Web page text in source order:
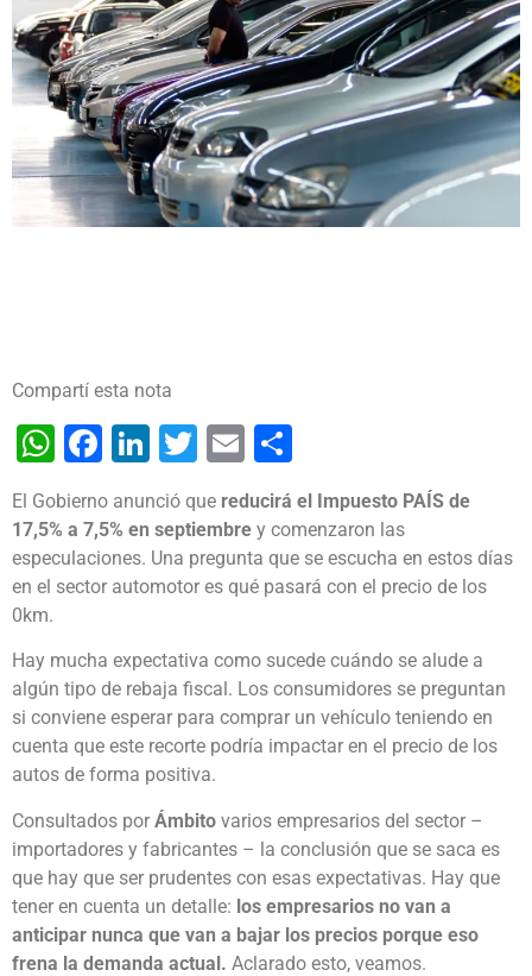
Compartí esta nota
WhatsApp
Facebook
LinkedIn
Twitter
Email
El Gobierno anunció que reducirá el Impuesto PAÍS de
17,5% a 7,5% en septiembre y comenzaron las
especulaciones. Una pregunta que se escucha en estos días
en el sector automotor es qué pasará con el precio de los
0km.
Hay mucha expectativa como sucede cuándo se alude a
algún tipo de rebaja fiscal. Los consumidores se preguntan
si conviene esperar para comprar un vehículo teniendo en
cuenta que este recorte podría impactar en el precio de los
autos de forma positiva.
Consultados por Ámbito varios empresarios del sector –
importadores y fabricantes – la conclusión que se saca es
que hay que ser prudentes con esas expectativas. Hay que
tener en cuenta un detalle: los empresarios no van a
anticipar nunca que van a bajar los precios porque eso
frena la demanda actual. Aclarado esto, veamos.